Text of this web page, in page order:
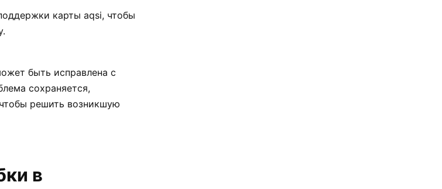
карты aqsi, чтобы
быть исправлена с
сохраняется,
решить возникшую
в